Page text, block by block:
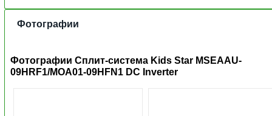
Фотографии
Фотографии Сплит-система Kids Star MSEAAU-
09HRF1/MOA01-09HFN1 DC Inverter